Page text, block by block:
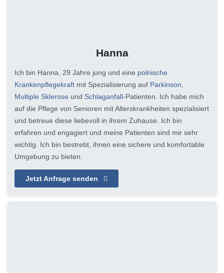
Hanna
Ich bin Hanna, 29 Jahre jung und eine polnische
Krankenpflegekraft mit Spezialisierung auf Parkinson
Multiple Sklerose und Schlaganfall-Patienten. Ich habe mich
auf die Pflege von Senioren mit Alterskrankheiten spezialisiert
und betreue diese liebevoll in ihrem Zuhause. Ich bin
erfahren und engagiert und meine Patienten sind mir sehr
wichtig. Ich bin bestrebt, ihnen eine sichere und komfortable
Umgebung zu bieten.
Jetzt Anfrage senden